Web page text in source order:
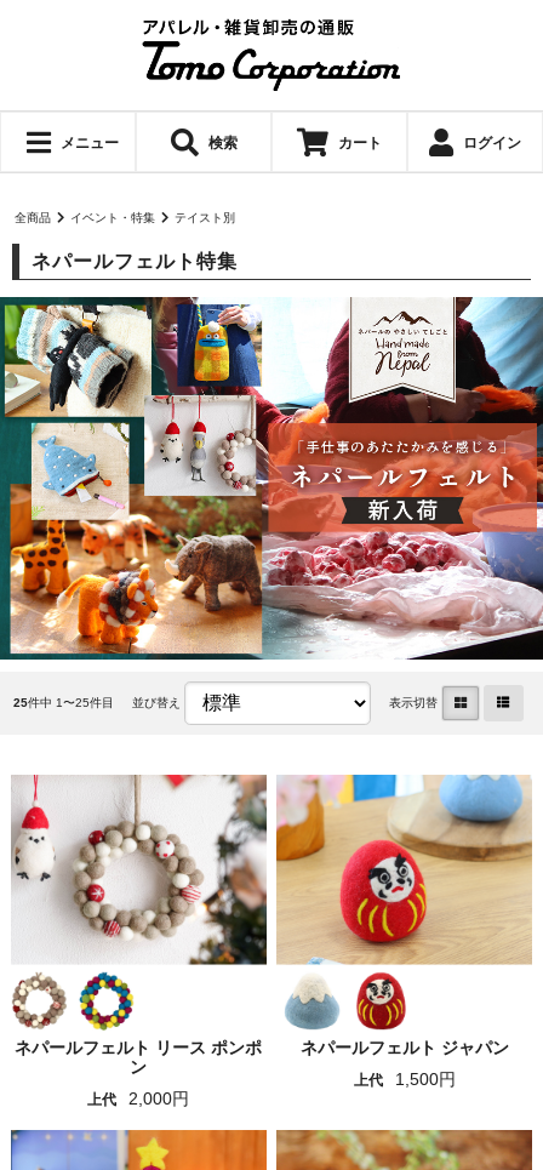
メニュー 検索 カート ログイン
全商品 イベント・特集 テイスト別
ネパールフェルト特集
25件中 1〜25件目 並び替え 表示切替
ネパールフェルト リース ポンポ
ン
上代 2,000円
ネパールフェルト ジャパン
上代 1,500円